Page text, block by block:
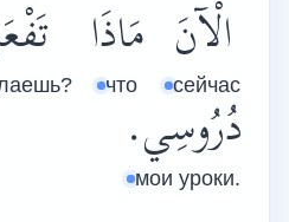
الْآنَ
сейчас
مَاذَا
что
دُرُوسِي.
мои уроки.